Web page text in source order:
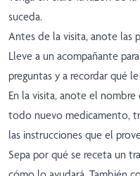
suceda.
Antes de la visita, anote las
Lleve a un acompañante
preguntas y a recordar qué
En la visita, anote el
todo nuevo medicamento,
las instrucciones que el
Sepa por qué se receta un